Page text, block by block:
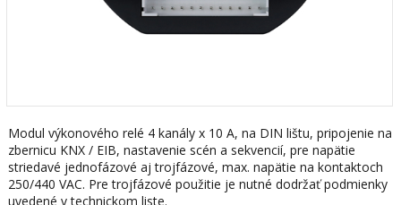
Modul výkonového relé 4 kanály x 10 A, na DIN lištu, pripojenie na
zbernicu KNX / EIB, nastavenie scén a sekvencií, pre napätie
striedavé jednofázové aj trojfázové, max. napätie na kontaktoch
250/440 VAC. Pre trojfázové použitie je nutné dodržať podmienky
uvedené v technickom liste.